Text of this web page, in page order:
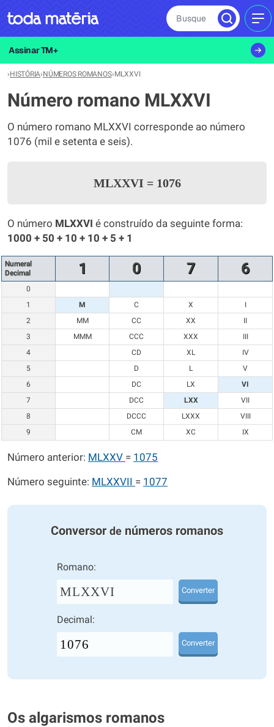
Busque
Assinar TM+
›HISTÓRIA›NÚMEROS ROMANOS›MLXXVI
Número romano MLXXVI
O número romano MLXXVI corresponde ao número
1076 (mil e setenta e seis).
MLXXVI =1076
O número MLXXVI é construído da seguinte forma:
1000 + 50 + 10 + 10 + 5 + 1
Numeral
Decimal
1 0 7 6
0
1
M C X
I
2
MM CC XX
II
3
MMM CCC XXX
III
4
CD XL
IV
5
D L
V
6
DC LX
VI
7
DCC LXX
VII
8
DCCC LXXX
VIII
9
CM XC IX
Número anterior: MLXXV = 1075
Número seguinte: MLXXVII = 1077
Conversor de números romanos
Romano:
MLXXVI Converter
Decimal:
Converter
Os algarismos romanos